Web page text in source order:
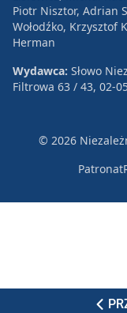
Piotr Nisztor, Adrian
Wołodźko, Krzysztof
Herman
Wydawca: Słowo
Filtrowa 63 / 43, 02-
© 2026
Patronat